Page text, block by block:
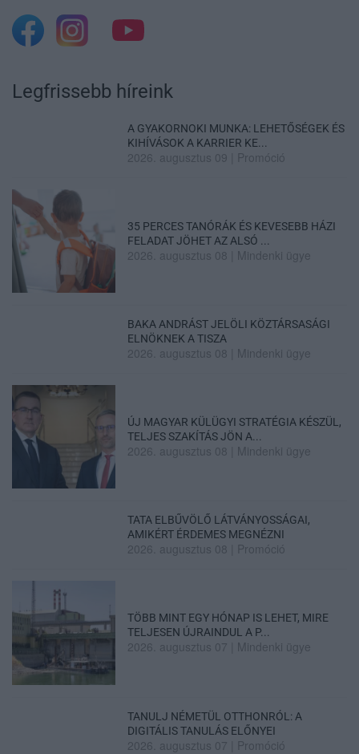
Legfrissebb híreink
A GYAKORNOKI MUNKA: LEHETŐSÉGEK ÉS
KIHÍVÁSOK A KARRIER KE...
2026. augusztus 09 Promóció
35 PERCES TANÓRÁK ÉS KEVESEBB HÁZI
FELADAT JÖHET AZ ALSÓ ...
2026. augusztus 08 Mindenki ügye
BAKA ANDRÁST JELÖLI KÖZTÁRSASÁGI
ELNÖKNEK A TISZA
2026. augusztus 08 Mindenki ügye
ÚJ MAGYAR KÜLÜGYI STRATÉGIA KÉSZÜL,
TELJES SZAKÍTÁS JÖN A...
2026. augusztus 08 Mindenki ügye
TATA ELBŰVÖLŐ LÁTVÁNYOSSÁGAI,
AMIKÉRT ÉRDEMES MEGNÉZNI
2026. augusztus 08 Promóció
TÖBB MINT EGY HÓNAP IS LEHET, MIRE
TELJESEN ÚJRAINDUL A P...
2026. augusztus 07 Mindenki ügye
TANULJ NÉMETÜL OTTHONRÓL: A
DIGITÁLIS TANULÁS ELŐNYEI
2026. augusztus 07 Promóció